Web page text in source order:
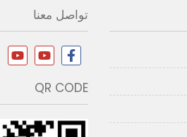
تواصل معنا
QR CODE